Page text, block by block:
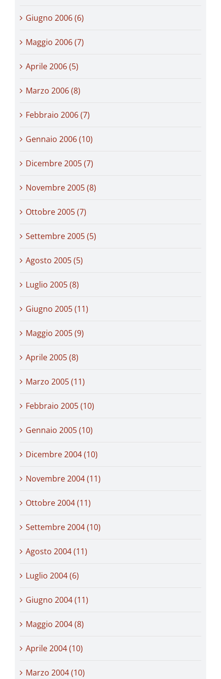
Giugno 2006 (6)
Maggio 2006 (7)
Aprile 2006 (5)
Marzo 2006 (8)
Febbraio 2006 (7)
Gennaio 2006 (10)
Dicembre 2005 (7)
Novembre 2005 (8)
Ottobre 2005 (7)
Settembre 2005 (5)
Agosto 2005 (5)
Luglio 2005 (8)
Giugno 2005 (11)
Maggio 2005 (9)
Aprile 2005 (8)
Marzo 2005 (11)
Febbraio 2005 (10)
Gennaio 2005 (10)
Dicembre 2004 (10)
Novembre 2004 (11)
Ottobre 2004 (11)
Settembre 2004 (10)
Agosto 2004 (11)
Luglio 2004 (6)
Giugno 2004 (11)
Maggio 2004 (8)
Aprile 2004 (10)
Marzo 2004 (10)